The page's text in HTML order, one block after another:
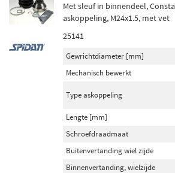
Met sleuf in binnendeel,
askoppeling, M24x1.5, met vet
25141
Gewrichtdiameter [mm]
Mechanisch bewerkt
Type askoppeling
Lengte [mm]
Schroefdraadmaat
Buitenvertanding wiel zijde
Binnenvertanding, wielzijde